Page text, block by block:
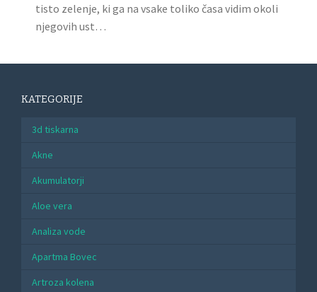
tisto zelenje, ki ga na vsake toliko časa vidim okoli
njegovih ust…
KATEGORIJE
3d tiskarna
Akne
Akumulatorji
Aloe vera
Analiza vode
Apartma Bovec
Artroza kolena